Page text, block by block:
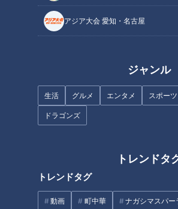
アジア大会 愛知・名古屋
ジャンル
生活 グルメ エンタメ スポーツ
ドラゴンズ
トレンドタ
トレンドタグ
動画 町中華 ナガシマスパー
ーゼ」の店名に顔を赤らめる？
なぜナポ
密着270時間！矢場とんの世界
一おいしい食べ方が明らかに！
爆笑問題・太田光「これは知ら
なかった！」
「味しみ
作り方【